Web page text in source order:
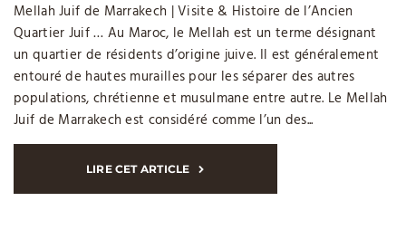
Mellah Juif de Marrakech | Visite & Histoire de l’Ancien
Quartier Juif … Au Maroc, le Mellah est un terme désignant
un quartier de résidents d’origine juive. Il est généralement
entouré de hautes murailles pour les séparer des autres
populations, chrétienne et musulmane entre autre. Le Mellah
Juif de Marrakech est considéré comme l’un des...
LIRE CET ARTICLE